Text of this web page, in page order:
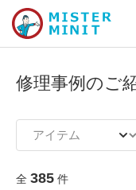
スーツケース修理
修理事例のご
全 385 件